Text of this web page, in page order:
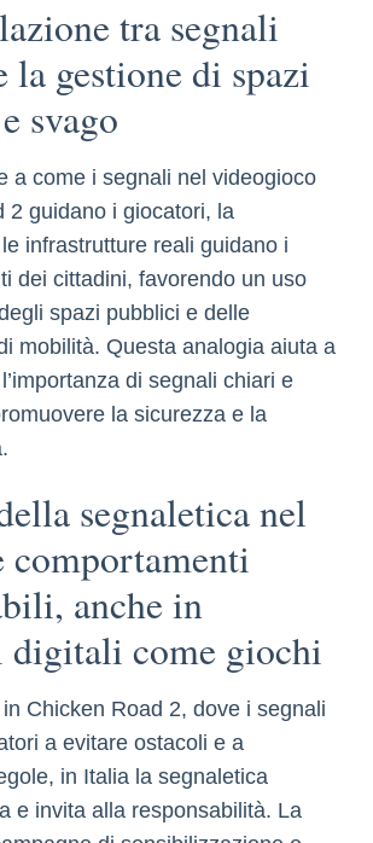
tra segnali
la gestione di spazi
svago
a come i segnali nel videogioco
2 guidano i giocatori, la
infrastrutture reali guidano i
dei cittadini, favorendo un uso
spazi pubblici e delle
mobilità. Questa analogia aiuta a
di segnali chiari e
la sicurezza e la
segnaletica nel
anche in
digitali come giochi
Chicken Road 2, dove i segnali
a evitare ostacoli e a
in Italia la segnaletica
e invita alla responsabilità. La